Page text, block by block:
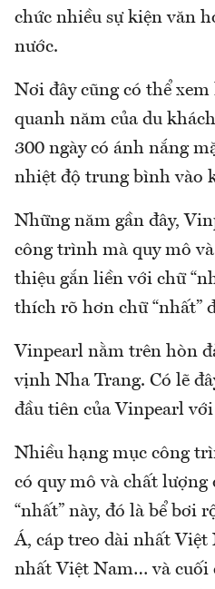
chức nhiều sự kiện văn
nước.
Nơi đây cũng có thể
quanh năm của du
300 ngày có ánh nắng
nhiệt độ trung bình vào
Những năm gần đây,
công trình mà quy mô
thiệu gắn liền với chữ
thích rõ hơn chữ “nhất”
Vinpearl nằm trên hòn
vịnh Nha Trang. Có lẽ
đầu tiên của Vinpearl với
Nhiều hạng mục công
có quy mô và chất
“nhất” này, đó là bể bơi
Á, cáp treo dài nhất
nhất Việt Nam… và cuối